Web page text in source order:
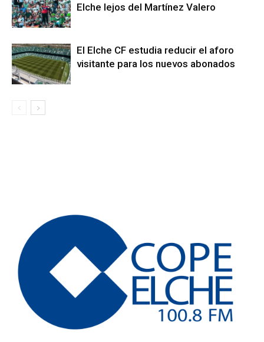
Elche lejos del Martínez Valero
El Elche CF estudia reducir el aforo
visitante para los nuevos abonados